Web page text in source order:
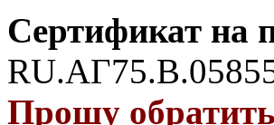
Сертификат на
Прошу обратить